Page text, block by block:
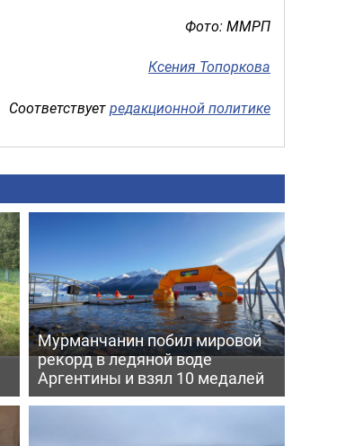
Фото: ММРП
Ксения Топоркова
Соответствуетредакционной политике
Мурманчанин побил мировой
рекорд в ледяной воде
Аргентины и взял 10 медалей